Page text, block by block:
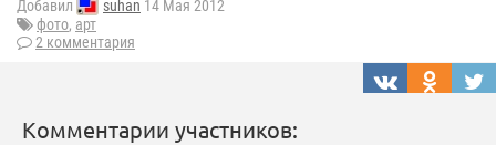
Добавил suhan 14 Мая 2012
фото, арт
2 комментария
Комментарии участников: